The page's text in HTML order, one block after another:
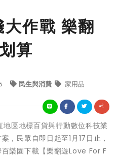
作戰 樂翻
算
民生與消費 家用品
區地標百貨與行動數位科技業
，民眾自即日起至1月17日止，
樂園下載【樂翻遊Love For F